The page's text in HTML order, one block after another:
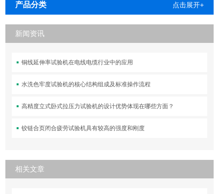
产品分类 点击展开+
新闻资讯
铜线延伸率试验机在电线电缆行业中的应用
水洗色牢度试验机的核心结构组成及标准操作流程
高精度立式卧式拉压力试验机的设计优势体现在哪些方面？
铰链合页闭合疲劳试验机具有较高的强度和刚度
相关文章